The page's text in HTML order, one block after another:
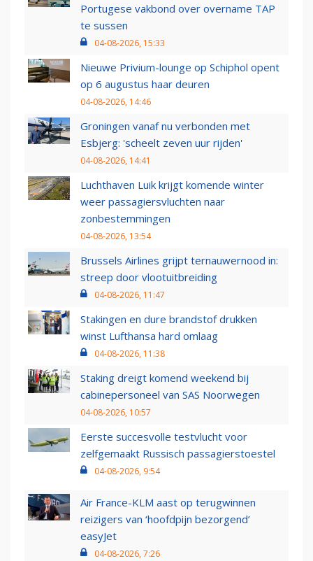
Portugese vakbond over overname TAP
te sussen
04-08-2026, 15:33
Nieuwe Privium-lounge op Schiphol opent
op 6 augustus haar deuren
04-08-2026, 14:46
Groningen vanaf nu verbonden met
Esbjerg: 'scheelt zeven uur rijden'
04-08-2026, 14:41
Luchthaven Luik krijgt komende winter
weer passagiersvluchten naar
zonbestemmingen
04-08-2026, 13:54
Brussels Airlines grijpt ternauwernood in:
streep door vlootuitbreiding
04-08-2026, 11:47
Stakingen en dure brandstof drukken
winst Lufthansa hard omlaag
04-08-2026, 11:38
Staking dreigt komend weekend bij
cabinepersoneel van SAS Noorwegen
04-08-2026, 10:57
Eerste succesvolle testvlucht voor
zelfgemaakt Russisch passagierstoestel
04-08-2026, 9:54
Air France-KLM aast op terugwinnen
reizigers van ‘hoofdpijn bezorgend’
easyJet
04-08-2026, 7:26